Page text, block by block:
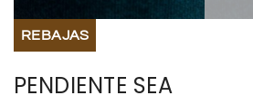
REBAJAS
PENDIENTE SEA